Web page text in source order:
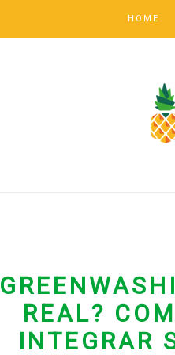
HOME
REAL?
INTEGRAR